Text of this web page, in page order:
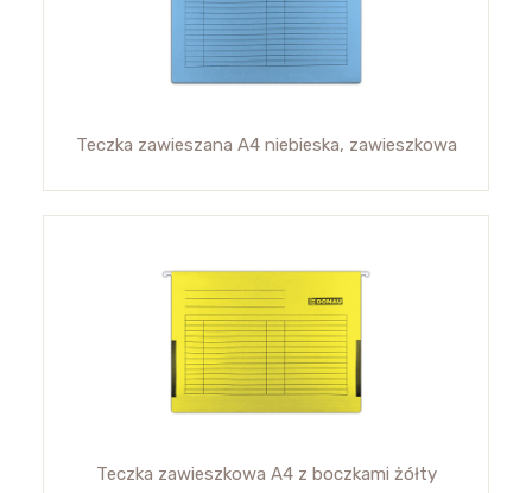
Teczka zawieszana A4 niebieska, zawieszkowa
Teczka zawieszkowa A4 z boczkami żółty